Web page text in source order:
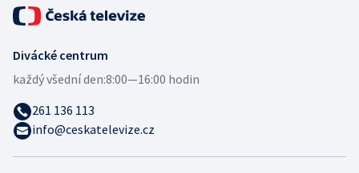
Divácké centrum
každý všední den:8:00—16:00 hodin
261 136 113
info@ceskatelevize.cz